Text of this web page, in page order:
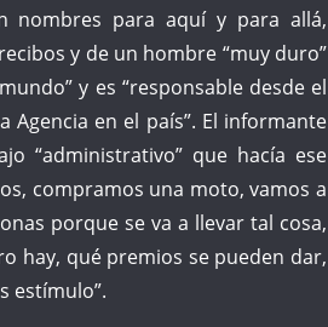
nombres para aquí y para allá,
y de un hombre “muy duro”
y es “responsable desde el
en el país”. El informante
“administrativo” que hacía ese
compramos una moto, vamos a
porque se va a llevar tal cosa,
hay, qué premios se pueden dar,
estímulo”.